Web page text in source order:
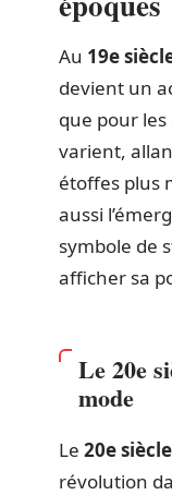
Au 19e
devient un
que pour
varient,
étoffes plus
aussi
symbole de
afficher sa
Le 20e
mode
Le 20e siècle
révolution